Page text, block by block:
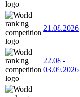
21.08.2026
22.08 -
03.09.2026